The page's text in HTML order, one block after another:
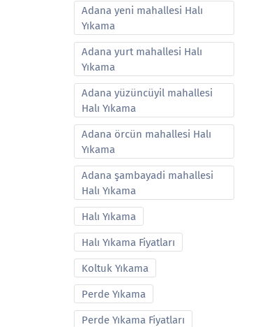
Adana yeni mahallesi Halı
Yıkama
Adana yurt mahallesi Halı
Yıkama
Adana yüzüncüyil mahallesi
Halı Yıkama
Adana örcün mahallesi Halı
Yıkama
Adana şambayadi mahallesi
Halı Yıkama
Halı Yıkama
Halı Yıkama Fiyatları
Koltuk Yıkama
Perde Yıkama
Perde Yıkama Fiyatları